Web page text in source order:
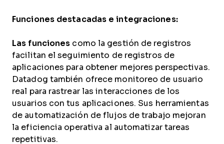
Funciones destacadas e integraciones:
Las funciones como la gestión de registros
facilitan el seguimiento de registros de
aplicaciones para obtener mejores perspectivas.
Datadog también ofrece monitoreo de usuario
real para rastrear las interacciones de los
usuarios con tus aplicaciones. Sus herramientas
de automatización de flujos de trabajo mejoran
la eficiencia operativa al automatizar tareas
repetitivas.